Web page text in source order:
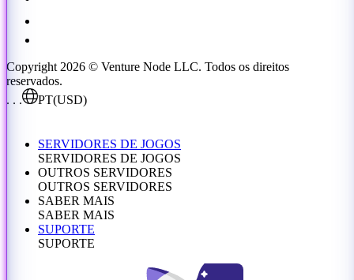
Copyright 2026 © Venture Node LLC. Todos os direitos
reservados.
. . .
PT(USD)
SERVIDORES DE JOGOS
SERVIDORES DE JOGOS
OUTROS SERVIDORES
OUTROS SERVIDORES
SABER MAIS
SABER MAIS
SUPORTE
SUPORTE